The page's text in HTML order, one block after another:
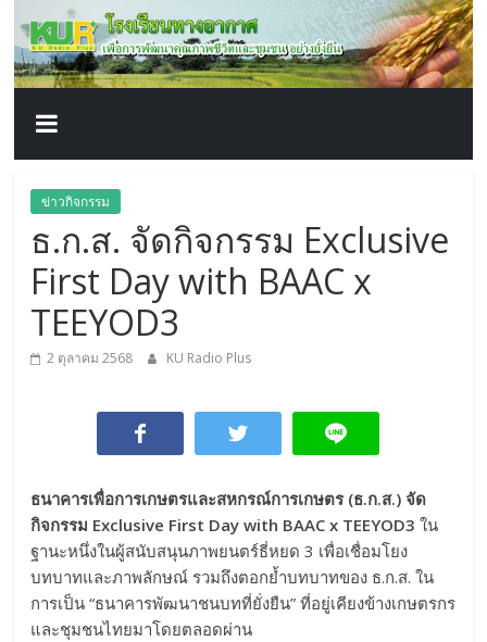
content
โรงเรียน
ทาง
อากาศ​
เพื่อ
พัฒนา
คุณภาพ
ชีวิต
ข่าวกิจกรรม
ธ.ก.ส. จัดกิจกรรม Exclusive
First Day with BAAC x
TEEYOD3
2 ตุลาคม 2568 KU Radio Plus
ธนาคารเพื่อการเกษตรและสหกรณ์การเกษตร (ธ.ก.ส.) จัด
กิจกรรม Exclusive First Day with BAAC x TEEYOD3ใน
ฐานะหนึ่งในผู้สนับสนุนภาพยนตร์ธี่หยด 3 เพื่อเชื่อมโยง
บทบาทและภาพลักษณ์ รวมถึงตอกย้ำบทบาทของ ธ.ก.ส. ใน
การเป็น “ธนาคารพัฒนาชนบทที่ยั่งยืน” ที่อยู่เคียงข้างเกษตรกร
และชุมชนไทยมาโดยตลอดผ่าน